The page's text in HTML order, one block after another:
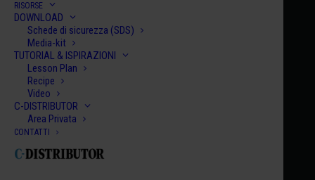
RISORSE
DOWNLOAD
Schede di sicurezza (SDS)
Media-kit
TUTORIAL & ISPIRAZIONI
Lesson Plan
Recipe
Video
C-DISTRIBUTOR
Area Privata
CONTATTI
SAN JOSÉ ITURBIDE